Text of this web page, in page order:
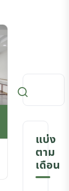
แบ่ง
ตาม
เดือน